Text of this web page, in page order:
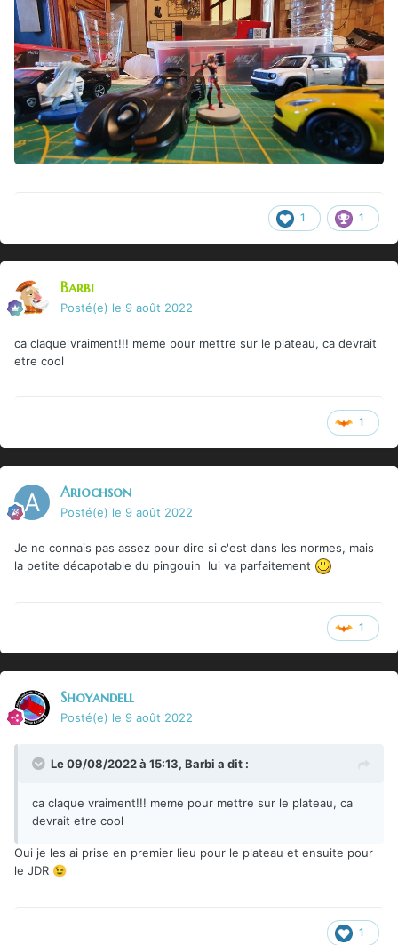
1 1
Barbi
Posté(e) le 9 août 2022
ca claque vraiment!!! meme pour mettre sur le plateau, ca devrait
etre cool
1
Ariochson
Posté(e) le 9 août 2022
Je ne connais pas assez pour dire si c'est dans les normes, mais
la petite décapotable du pingouin lui va parfaitement
1
Shoyandell
Posté(e) le 9 août 2022
Le 09/08/2022 à 15:13, Barbi a dit :
ca claque vraiment!!! meme pour mettre sur le plateau, ca
devrait etre cool
Oui je les ai prise en premier lieu pour le plateau et ensuite pour
le JDR 😉
1